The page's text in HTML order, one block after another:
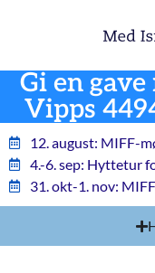
Gi en gave
Vipps
12. august: MIFF-
4.-6. sep: Hyttetur
31. okt-1. nov: